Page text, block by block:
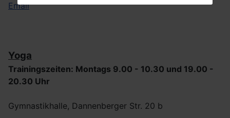
Email
Yoga
Trainingszeiten: Montags 9.00 - 10.30 und 19.00 -
20.30 Uhr
Gymnastikhalle, Dannenberger Str. 20 b